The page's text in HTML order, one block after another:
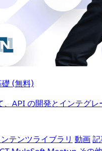
(無料)
API の開発とインテグレ
テンツライブラリ 動画